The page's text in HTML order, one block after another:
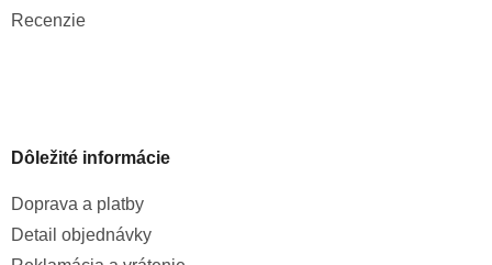
Recenzie
Dôležité informácie
Doprava a platby
Detail objednávky